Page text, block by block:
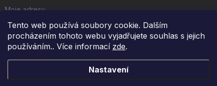
Tento web používá soubory cookie. Dalším
procházením tohoto webu vyjadřujete souhlas s jejich
používáním.. Více informací zde.
Nastavení
Moje adresy
FACEBOOK